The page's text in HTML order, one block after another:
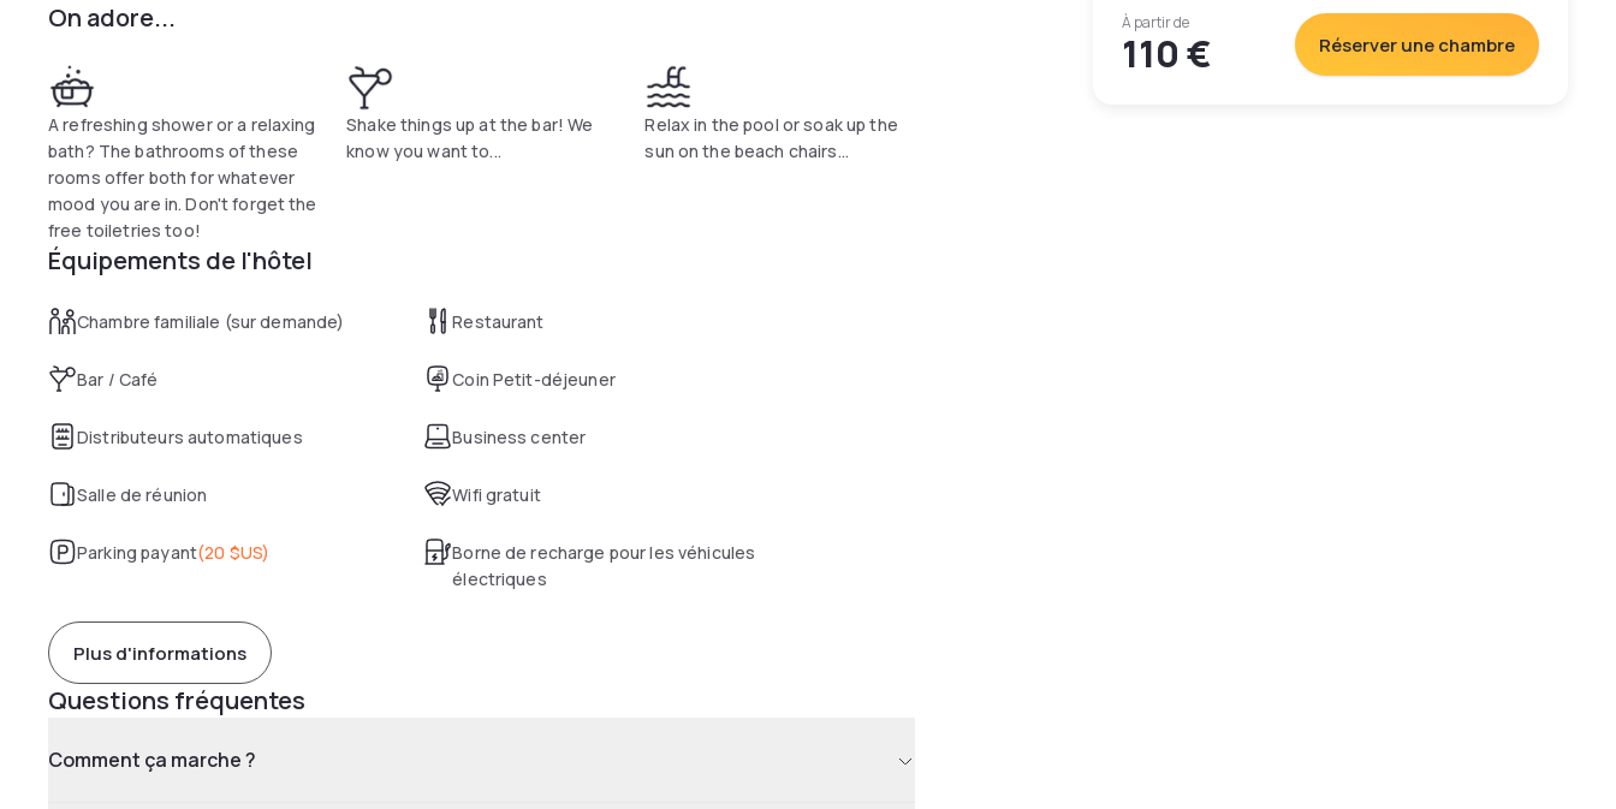
On adore...
A refreshing shower or a relaxing
bath? The bathrooms of these
rooms offer both for whatever
mood you are in. Don't forget the
free toiletries too!
Shake things up at the bar! We
know you want to...
Relax in the pool or soak up the
sun on the beach chairs...
Équipements de l'hôtel
Chambre familiale (sur demande) Restaurant
Bar / Café Coin Petit-déjeuner
Distributeurs automatiques Business center
Salle de réunion Wifi gratuit
Parking payant(20 $US)
Borne de recharge pour les véhicules
électriques
Plus d'informations
Questions fréquentes
Comment ça marche ?
À partir de
110 € Réserver une chambre